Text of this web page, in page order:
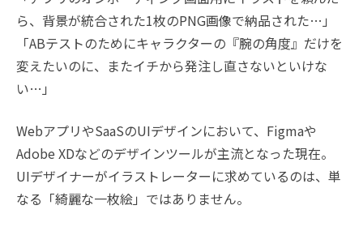
ら、背景が統合された1枚のPNG画像で納品された…」
「ABテストのためにキャラクターの『腕の角度』だけを
変えたいのに、またイチから発注し直さないといけな
い…」
WebアプリやSaaSのUIデザインにおいて、Figmaや
Adobe XDなどのデザインツールが主流となった現在。
UIデザイナーがイラストレーターに求めているのは、単
なる「綺麗な一枚絵」ではありません。